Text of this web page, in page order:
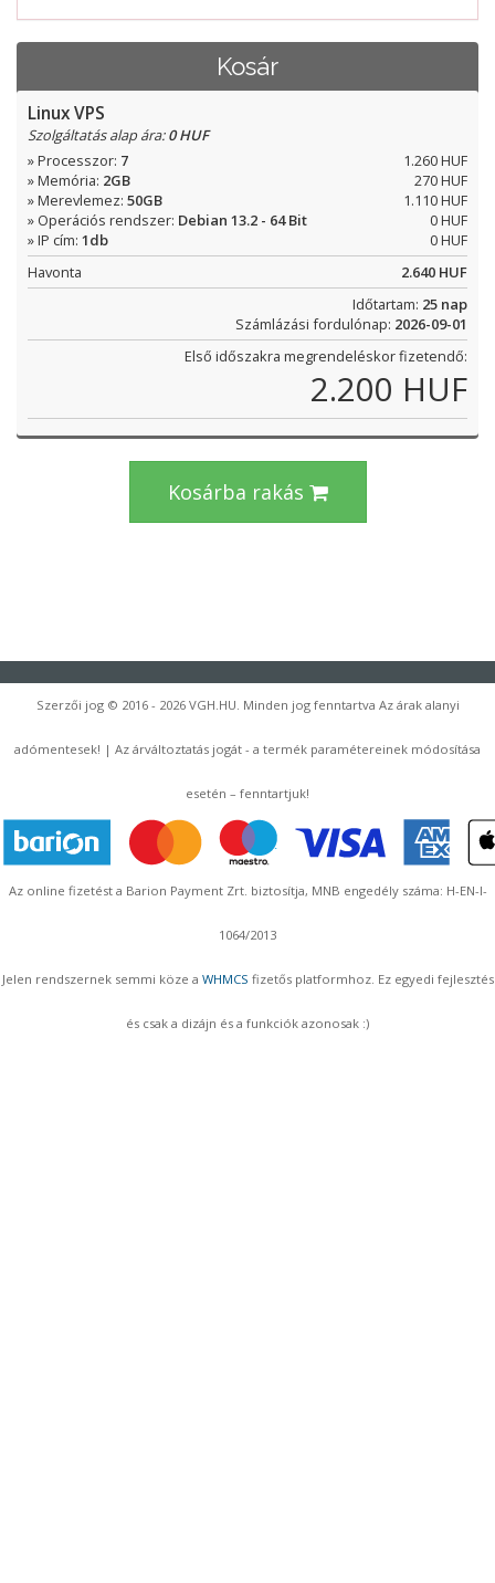
Kosár
Linux VPS
Szolgáltatás alap ára:0 HUF
» Processzor: 7
1.260 HUF
» Memória: 2GB
270 HUF
» Merevlemez: 50GB
1.110 HUF
» Operációs rendszer: Debian 13.2 - 64 Bit
0 HUF
» IP cím: 1db
0 HUF
Havonta
2.640 HUF
Időtartam: 25 nap
Számlázási fordulónap: 2026-09-01
Első időszakra megrendeléskor fizetendő:
2.200 HUF
Kosárba rakás
Szerzői jog © 2016 - 2026 VGH.HU. Minden jog fenntartva Az árak alanyi
adómentesek! | Az árváltoztatás jogát - a termék paramétereinek módosítása
esetén – fenntartjuk!
Az online fizetést a Barion Payment Zrt. biztosítja, MNB engedély száma: H-EN-I-
1064/2013
Jelen rendszernek semmi köze a WHMCS fizetős platformhoz. Ez egyedi fejlesztés
és csak a dizájn és a funkciók azonosak :)